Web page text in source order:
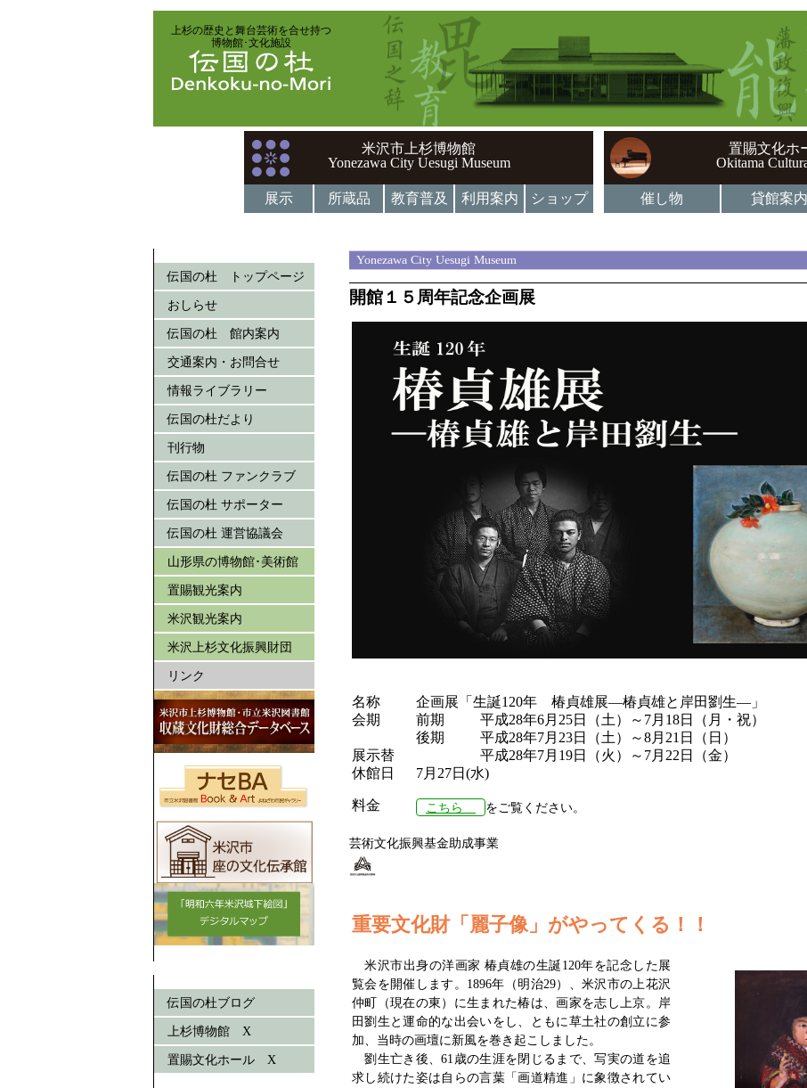
上杉の歴史と舞台芸術を合せ持つ
博物館･文化施設
米沢市上杉博物館
Yonezawa City Uesugi Museum
展示 所蔵品 教育普及 利用案内 ショップ
置賜文化ホ
Okitama
催し物 貸館案内
伝国の杜 トップページ
おしらせ
伝国の杜 館内案内
交通案内・お問合せ
情報ライブラリー
伝国の杜だより
刊行物
伝国の杜 ファンクラブ
伝国の杜 サポーター
伝国の杜 運営協議会
山形県の博物館･美術館
置賜観光案内
米沢観光案内
米沢上杉文化振興財団
リンク
伝国の杜ブログ
上杉博物館 X
置賜文化ホール X
Yonezawa City Uesugi Museum
開館１５周年記念企画展
名称
企画展「生誕120年 椿貞雄展―椿貞雄と岸田劉生―」
会期
前期
平成28年6月25日（土）～7月18日（月・祝）
後期
平成28年7月23日（土）～8月21日（日）
展示替
平成28年7月19日（火）～7月22日（金）
休館日
7月27日(水)
料金 こちら をご覧ください。
芸術文化振興基金助成事業
重要文化財「麗子像」がやってくる！！
米沢市出身の洋画家 椿貞雄の生誕120年を記念した展
覧会を開催します。1896年（明治29）、米沢市の上花沢
仲町（現在の東）に生まれた椿は、画家を志し上京。岸
田劉生と運命的な出会いをし、ともに草土社の創立に参
加、当時の画壇に新風を巻き起こしました。
劉生亡き後、61歳の生涯を閉じるまで、写実の道を追
求し続けた姿は自らの言葉「画道精進」に象徴されてい